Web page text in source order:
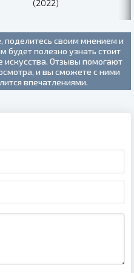
(2022)
поделитесь своим мнением и
будет полезно узнать стоит
искусства. Отзывы помогают
и вы сможете с ними
впечатлениями.